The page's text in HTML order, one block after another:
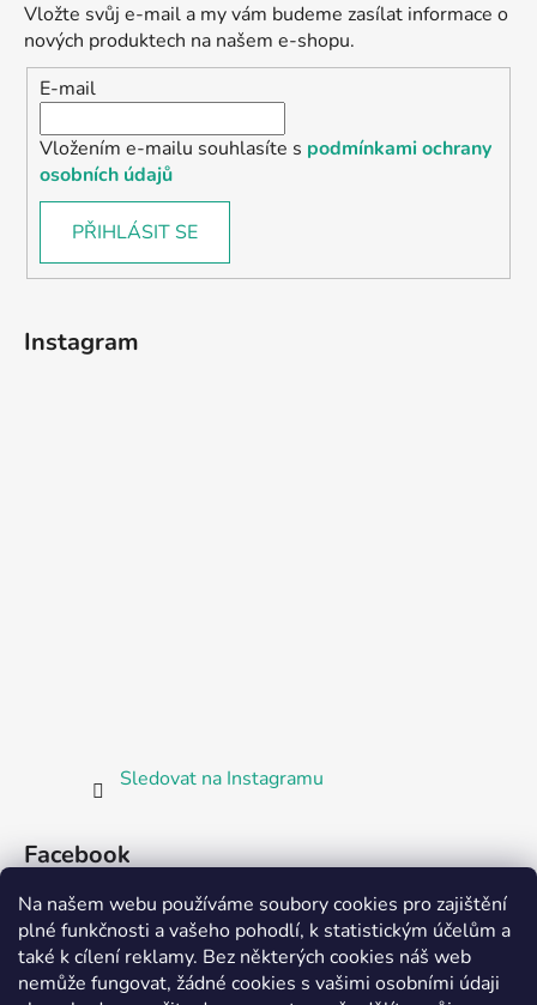
Na našem webu používáme soubory cookies pro zajištění
plné funkčnosti a vašeho pohodlí, k statistickým účelům a
také k cílení reklamy. Bez některých cookies náš web
nemůže fungovat, žádné cookies s vašimi osobními údaji
Vložte svůj e-mail a my vám budeme zasílat informace o
nových produktech na našem e-shopu.
E-mail
Vložením e-mailu souhlasíte s podmínkami ochrany
osobních údajů
PŘIHLÁSIT SE
Instagram
Sledovat na Instagramu
Facebook